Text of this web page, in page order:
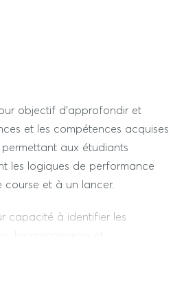
pédagogiques et didactiques
objectif d’approfondir et
et les compétences acquises
aux étudiants
les logiques de performance
course et à un lancer.
capacité à identifier les
biomécaniques et
afin de mieux